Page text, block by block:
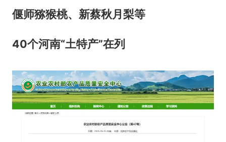
偃师猕猴桃、新蔡秋月梨等
40个河南“土特产”在列